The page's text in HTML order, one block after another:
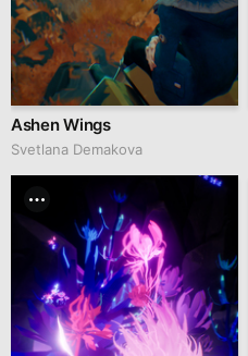
Ashen Wings
Svetlana Demakova